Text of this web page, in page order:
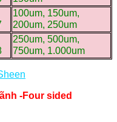
100um, 150um,
200um, 250um
250um, 500um,
750um, 1.000um
-Four sided